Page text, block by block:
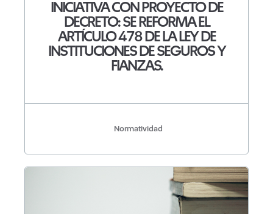
INICIATIVA CON PROYECTO DE
DECRETO: SE REFORMA EL
ARTÍCULO 478 DE LA LEY DE
INSTITUCIONES DE SEGUROS Y
FIANZAS.
Normatividad